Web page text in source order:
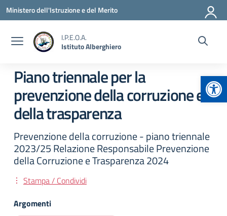
Vai ai contenuti
Vai al menu di navigazione
Vai al footer
Ministero dell'Istruzione e del Merito
I.P.E.O.A.
Istituto Alberghiero
Piano triennale per la
prevenzione della corruzione e
della trasparenza
Prevenzione della corruzione - piano triennale
2023/25 Relazione Responsabile Prevenzione
della Corruzione e Trasparenza 2024
Stampa / Condividi
Argomenti